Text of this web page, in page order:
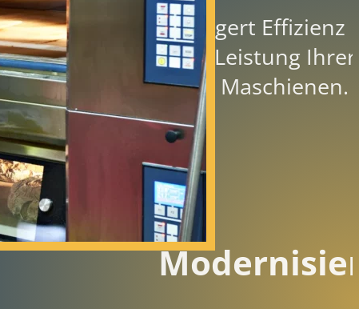
Steigert Effizienz
Leistung Ihrer
Maschienen.